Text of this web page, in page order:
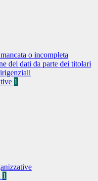
o incompleta
dei dati da parte dei titolari
1
1